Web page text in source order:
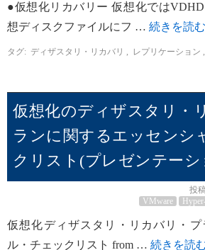
●仮想化リカバリー 仮想化では
想ディスクファイルにフ … 続きを読む
タグ: ディザスタリ・リカバリ レプリケーション
仮想化のディザスタリ・
ランに関するエッセンシ
クリスト(プレゼンテーシ
投
VMware
仮想化ディザスタリ・リカバリ・プ
ル・チェックリスト from … 続きを読